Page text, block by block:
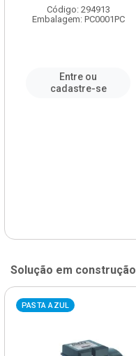
Código: 294913
Embalagem: PC0001PC
Entre ou
cadastre-se
Solução em construção
PASTA AZUL